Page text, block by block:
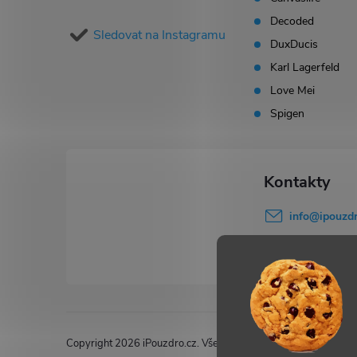
Sledovat na Instagramu
Decoded
DuxDucis
Karl Lagerfeld
Love Mei
Spigen
info@
Copyright 2026 iPouzdro.cz. Všechna práva vyhrazena.